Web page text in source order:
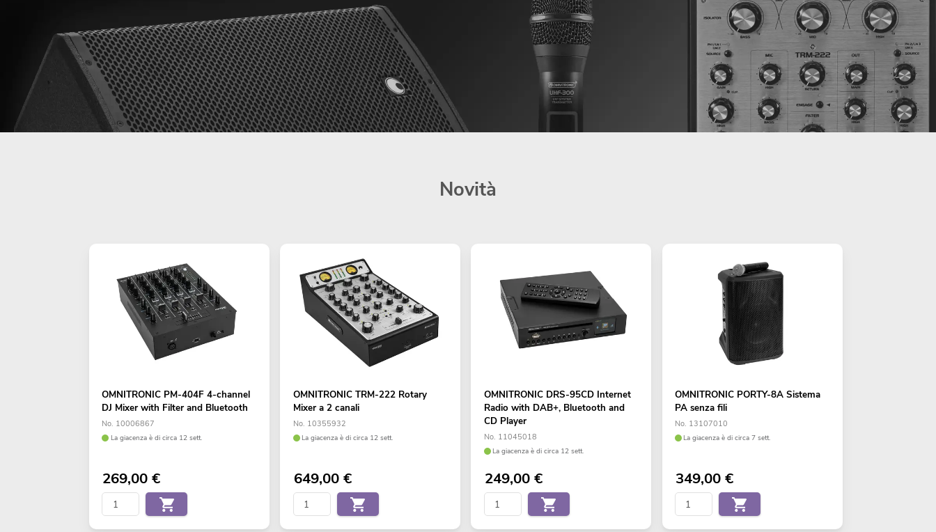
Novità
OMNITRONIC PM-404F 4-channel
DJ Mixer with Filter and Bluetooth
No. 10006867
La giacenza è di circa 12 sett.
269,00€
OMNITRONIC TRM-222 Rotary
Mixer a 2 canali
No. 10355932
La giacenza è di circa 12 sett.
649,00 €
OMNITRONIC DRS-95CD Internet
Radio with DAB+, Bluetooth and
CD Player
No. 11045018
La giacenza è di circa 12 sett.
249,00 €
OMNITRONIC PORTY-8A Sistema
PA senza fili
No. 13107010
La giacenza è di circa 7 sett.
349,00 €